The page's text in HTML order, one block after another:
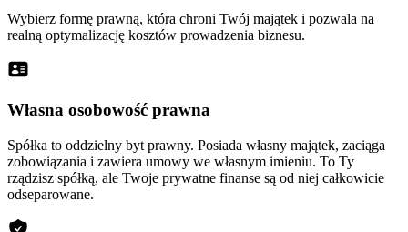
Wybierz formę prawną, która chroni Twój majątek i pozwala na
realną optymalizację kosztów prowadzenia biznesu.
Własna osobowość prawna
Spółka to oddzielny byt prawny. Posiada własny majątek, zaciąga
zobowiązania i zawiera umowy we własnym imieniu. To Ty
rządzisz spółką, ale Twoje prywatne finanse są od niej całkowicie
odseparowane.